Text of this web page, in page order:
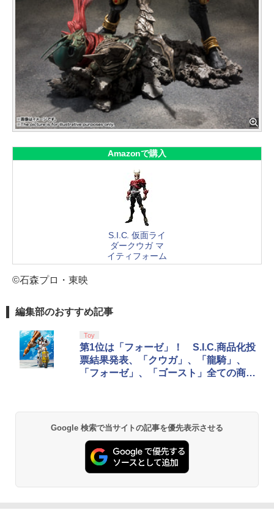
Amazonで購入
S.I.C. 仮面ライ
ダークウガ マ
イティフォーム
©石森プロ・東映
編集部のおすすめ記事
Toy
第1位は「フォーゼ」！ S.I.C.商品化投
票結果発表、「クウガ」、「龍騎」、
「フォーゼ」、「ゴースト」全ての商品
Google 検索で当サイトの記事を優先表示させる